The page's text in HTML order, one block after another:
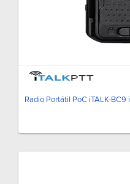
Radio Portátil PoC iTALK-BC9